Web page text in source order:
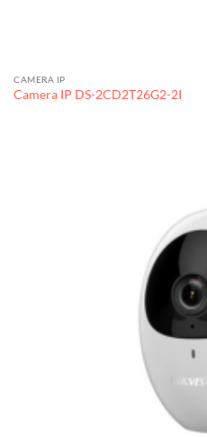
CAMERA IP
Camera IP DS-2CD2T26G2-2I